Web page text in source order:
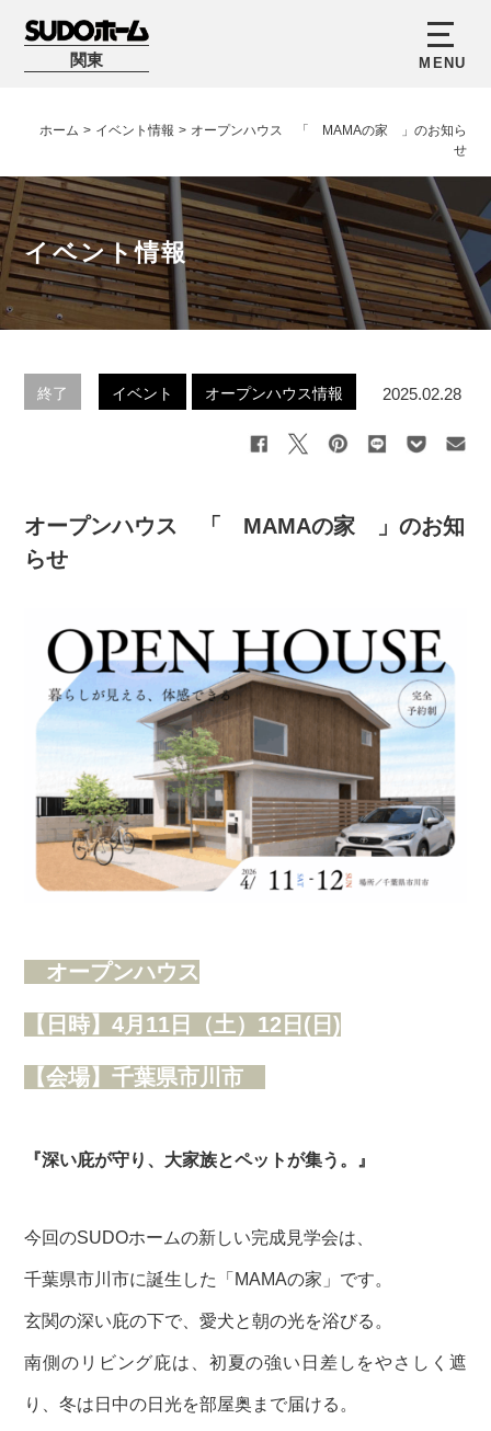
関東
ホーム > イベント情報 > オープンハウス 「 MAMAの家 」のお知ら
せ
イベント情報
終了 イベント オープンハウス情報 2025.02.28
オープンハウス 「 MAMAの家 」のお知
らせ
オープンハウス
【日時】4月11日（土）12日(日)
【会場】千葉県市川市
『深い庇が守り、大家族とペットが集う。』
今回のSUDOホームの新しい完成見学会は、
千葉県市川市に誕生した「MAMAの家」です。
玄関の深い庇の下で、愛犬と朝の光を浴びる。
南側のリビング庇は、初夏の強い日差しをやさしく遮
り、冬は日中の日光を部屋奥まで届ける。